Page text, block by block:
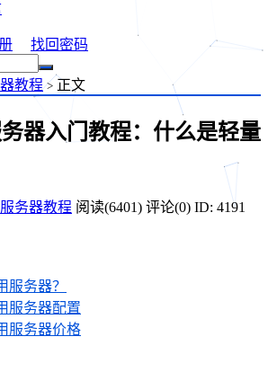
找回密码
教程 > 正文
器入门教程：什么是轻量
务器教程 阅读(6401) 评论(0) ID: 4191
服务器？
服务器配置
服务器价格